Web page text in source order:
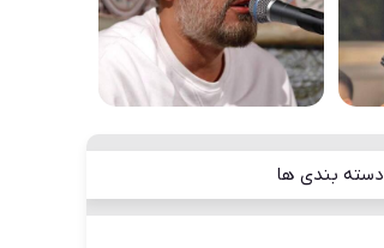
دسته بندی ها